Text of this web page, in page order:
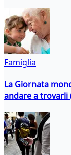
Famiglia
La Giornata
andare a trovarli